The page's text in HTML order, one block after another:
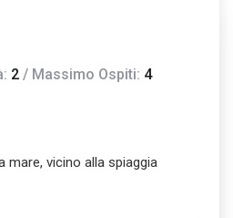
2 / Massimo Ospiti: 4
mare, vicino alla spiaggia